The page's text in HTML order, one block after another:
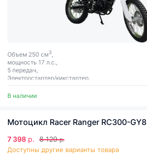
Объем 250 см3,
мощность 17 л.с.,
5 передач,
Электростартер/кикстартер.
В наличии
Мотоцикл Racer Ranger RC300-GY8
7 398 р. 8 129 р.
Доступны другие варианты товара